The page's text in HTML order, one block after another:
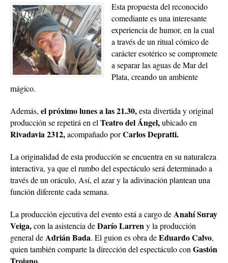
Esta propuesta del reconocido
comediante es una interesante
experiencia de humor, en la cual
a través de un ritual cómico de
carácter esotérico se compromete
a separar las aguas de Mar del
Plata, creando un ambiente
mágico.
Además, el próximo lunes a las 21.30,esta divertida y original
producción se repetirá en el Teatro del Ángel,ubicado en
Rivadavia 2312,acompañado porCarlos Depratti.
La originalidad de esta producción se encuentra en su naturaleza
interactiva, ya que el rumbo del espectáculo será determinado a
través de un oráculo, Así, el azar y la adivinación plantean una
función diferente cada semana.
La producción ejecutiva del evento está a cargo deAnahí Suray
Veiga,con la asistencia deDarío Larreny la producción
general deAdrián Bada. El guion es obra deEduardo Calvo,
quien también comparte la dirección del espectáculo con Gastón
Troiano.